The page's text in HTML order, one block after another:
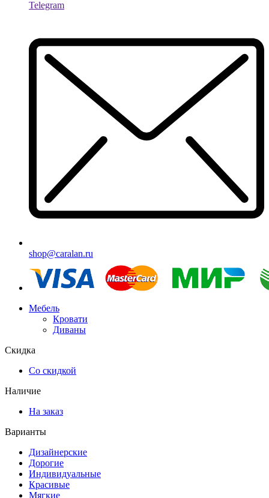
Telegram
shop@caralan.ru
Мебель
Кровати
Диваны
Скидка
Со скидкой
Наличие
На заказ
Варианты
Дизайнерские
Дорогие
Индивидуальные
Красивые
Мягкие